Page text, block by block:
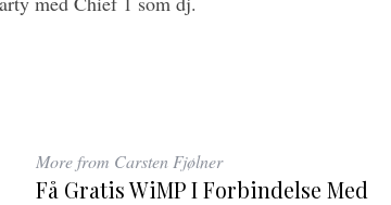
More from Carsten Fjølner
Få Gratis WiMP I Forbindelse Med